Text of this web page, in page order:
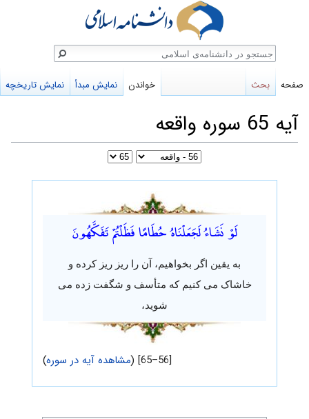
آیه 65 سوره واقعه
لَوْ نَشَاءُ لَجَعَلْنَاهُ حُطَامًا فَظَلْتُمْ تَفَكَّهُونَ
به یقین اگر بخواهیم، آن را ریز ریز کرده و
خاشاک می کنیم که متأسف و شگفت زده می
شوید،
[56–65] ( مشاهده آیه در سوره)
صفحه بحث خواندن نمایش مبدأ نمایش تاریخچه
جستجو